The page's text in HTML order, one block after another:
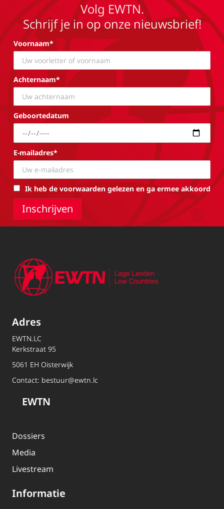
Volg EWTN.
Schrijf je in op onze nieuwsbrief!
Voornaam*
Achternaam*
Geboortedatum
E-mailadres*
Ik heb de voorwaarden gelezen en ga ermee akkoord
Adres
EWTN.LC
Kerkstraat 95
5061 EH Oisterwijk
Contact: bestuur@ewtn.lc
EWTN
Dossiers
Media
Livestream
Informatie